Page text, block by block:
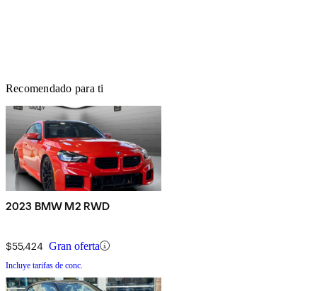
Recomendado para ti
2023 BMW M2 RWD
$55,424 Gran oferta
Incluye tarifas de conc.